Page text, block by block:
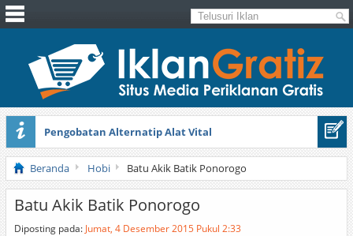
Pengobatan Alternatip Alat Vital
Pita Cantik Pesona
Beranda Hobi Batu Akik Batik Ponorogo
Batu Akik Batik Ponorogo
Diposting pada: Jumat, 4 Desember 2015 Pukul 2:33